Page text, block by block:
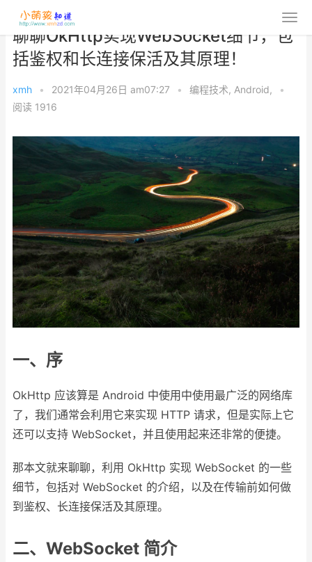
聊聊OkHttp实现WebSocket细节，包
括鉴权和长连接保活及其原理！
xmh • 2021年04月26日 am07:27 • 编程技术, Android,
•
阅读 1916
一、序
OkHttp 应该算是 Android 中使用中使用最广泛的网络库
了，我们通常会利用它来实现 HTTP 请求，但是实际上它
还可以支持 WebSocket，并且使用起来还非常的便捷。
那本文就来聊聊，利用 OkHttp 实现 WebSocket 的一些
细节，包括对 WebSocket 的介绍，以及在传输前如何做
到鉴权、长连接保活及其原理。
二、WebSocket 简介